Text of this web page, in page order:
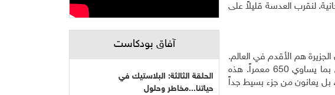
لنقرب العدسة قليلاً على
سكان الجزيرة هم الأقدم في العالم.
وفقاً لتعداد أنجز عام 2006، كانت نسبة المعمرين في الجزيرة تساوي 45 معمراً تقريباً لكل 100 ألف شخص بما يساوي 650 معمراً. هذه
بل يعانون من جزء بسيط جداً
آفاق بودكاست
الحلقة الثالثة: البلاستيك في
حياتنا...مخاطر وحلول